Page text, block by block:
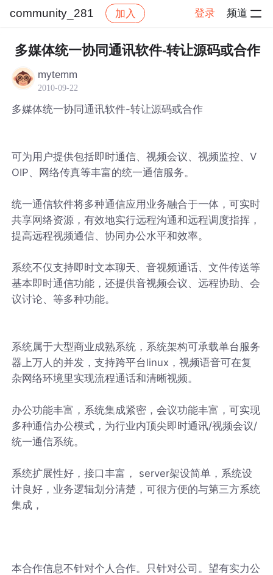
community_281 加入 登录 频道
社区 community_281 帖子详情
多媒体统一协同通讯软件-转让源码或合作
mytemm
2010-09-22
多媒体统一协同通讯软件-转让源码或合作
可为用户提供包括即时通信、视频会议、视频监控、V
OIP、网络传真等丰富的统一通信服务。
统一通信软件将多种通信应用业务融合于一体，可实时
共享网络资源，有效地实行远程沟通和远程调度指挥，
提高远程视频通信、协同办公水平和效率。
系统不仅支持即时文本聊天、音视频通话、文件传送等
基本即时通信功能，还提供音视频会议、远程协助、会
议讨论、等多种功能。
系统属于大型商业成熟系统，系统架构可承载单台服务
器上万人的并发，支持跨平台linux，视频语音可在复
杂网络环境里实现流程通话和清晰视频。
办公功能丰富，系统集成紧密，会议功能丰富，可实现
多种通信办公模式，为行业内顶尖即时通讯/视频会议/
统一通信系统。
系统扩展性好，接口丰富， server架设简单，系统设
计良好，业务逻辑划分清楚，可很方便的与第三方系统
集成，
本合作信息不针对个人合作。只针对公司。望有实力公